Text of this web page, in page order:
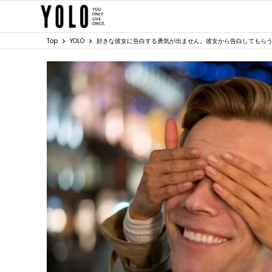
Top YOLO 好きな彼女に告白する勇気が出ません。彼女から告白してもら